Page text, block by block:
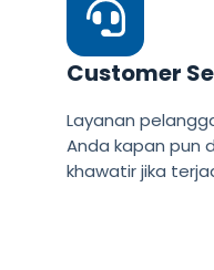
Customer
Layanan
Anda kapan pun
khawatir jika